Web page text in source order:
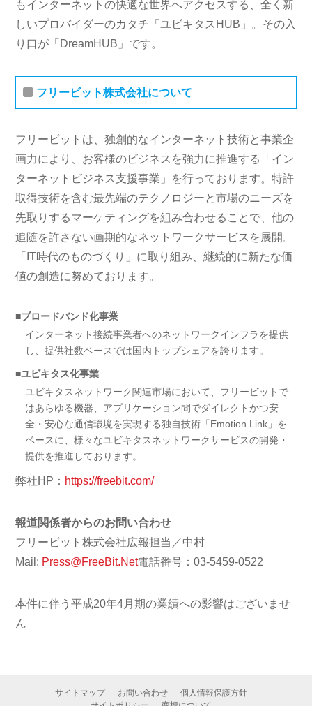
もインターネットの快適な世界へアクセスする、全く新
しいプロバイダーのカタチ「ユビキタスHUB」。その入
り口が「DreamHUB」です。
フリービット株式会社について
フリービットは、独創的なインターネット技術と事業企
画力により、お客様のビジネスを強力に推進する「イン
ターネットビジネス支援事業」を行っております。特許
取得技術を含む最先端のテクノロジーと市場のニーズを
先取りするマーケティングを組み合わせることで、他の
追随を許さない画期的なネットワークサービスを展開。
「IT時代のものづくり」に取り組み、継続的に新たな価
値の創造に努めております。
■ブロードバンド化事業
インターネット接続事業者へのネットワークインフラを提供
し、提供社数ベースでは国内トップシェアを誇ります。
■ユビキタス化事業
ユビキタスネットワーク関連市場において、フリービットで
はあらゆる機器、アプリケーション間でダイレクトかつ安
全・安心な通信環境を実現する独自技術「Emotion Link」を
ベースに、様々なユビキタスネットワークサービスの開発・
提供を推進しております。
弊社HP： https://freebit.com/
報道関係者からのお問い合わせ
フリービット株式会社広報担当／中村
Mail: Press@FreeBit.Net電話番号：03-5459-0522
本件に伴う平成20年4月期の業績への影響はございませ
ん
サイトマップ お問い合わせ
個人情報保護方針